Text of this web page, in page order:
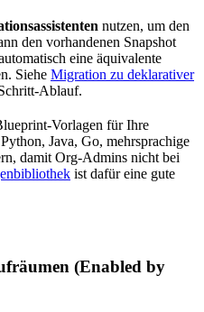
nutzen, um den
den vorhandenen Snapshot
eine äquivalente
Siehe Migration zu deklarativer
Ablauf.
Vorlagen für Ihre
Java, Go, mehrsprachige
damit Org-Admins nicht bei
ist dafür eine gute
(Enabled by